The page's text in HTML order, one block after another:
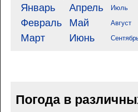
Январь Апрель Июль
Февраль Май Август
Март Июнь
Погода в